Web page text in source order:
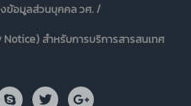
ข้อมูลส่วนบุคคล วศ. /
สำหรับการบริการสารสนเทศ